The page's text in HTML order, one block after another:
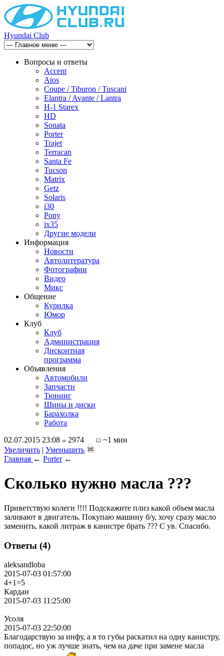
Hyundai Club
Вопросы и ответы
Accent
Atos
Coupe / Tiburon / Tuscani
Elantra / Avante / Lantra
H-1 Starex
HD
Sonata
Porter
Trajet
Terracan
Santa Fe
Tucson
Matrix
Getz
Solaris
i30
Pony
ix35
Другие модели
Информация
Новости
Автолитература
Фотографии
Видео
Микс
Общение
Курилка
Юмор
Клуб
Клуб
Администрация
Дисконтная
программа
Объявления
Автомобили
Запчасти
Тюнинг
Шины и диски
Барахолка
Работа
02.07.2015 23:08
2974
~1 мин
Увеличить | Уменьшить
Главная ← Porter←
Сколько нужно масла ???
Приветствую колеги !!!! Подскажите плиз какой объем масла
заливают в двигатель. Покупаю машину б/у, хочу сразу масло
заменить, какой литраж в канистре брать ??? С ув. Спасибо.
Ответы (4)
aleksandloba
2015-07-03 01:57:00
4+1=5
Кардан
2015-07-03 11:25:00
Усоля
2015-07-03 22:50:00
Благодарствую за инфу, а я то губы раскатил на одну канистру,
попадос, но уж лучше знать, чем на даче при замене масла